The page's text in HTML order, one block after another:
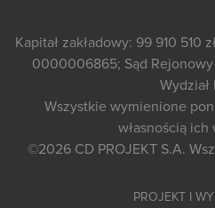
Kapitał zakładowy: 99 910 510
0000006865; Sąd Rejonowy
Wydział
Wszystkie wymienione
własnością ich
©2026 CD PROJEKT S.A.
PROJEKT I